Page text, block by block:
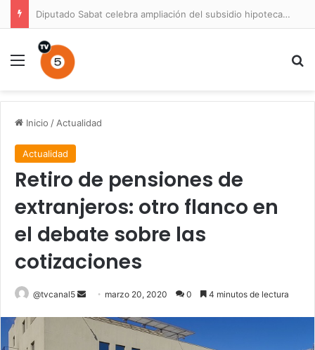
Diputado Sabat celebra ampliación del subsidio hipotecario con viviendas de hasta 6.000 UF
Menú
Inicio / Actualidad
Actualidad
Retiro de pensiones de
extranjeros: otro flanco en
el debate sobre las
cotizaciones
@tvcanal5
Send
email
marzo 20, 2020 0 4 minutos de lectura